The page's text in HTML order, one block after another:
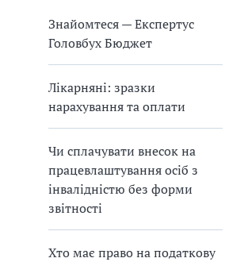
Знайомтеся — Експертус
Головбух Бюджет
Лікарняні: зразки
нарахування та оплати
Чи сплачувати внесок на
працевлаштування осіб з
інвалідністю без форми
звітності
Хто має право на податкову